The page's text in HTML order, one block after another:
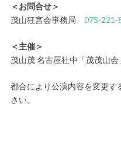
＜お問合せ＞
茂山狂言会事務局 075-221-
＜主催＞
茂山茂 名古屋社中「茂茂山会
都合により公演内容を変更す
さい。